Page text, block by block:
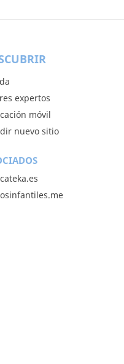
expertos
móvil
nuevo sitio